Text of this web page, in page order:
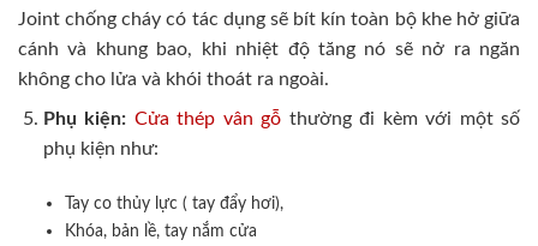
Joint chống cháy có tác dụng sẽ bít kín toàn bộ khe hở giữa
cánh và khung bao, khi nhiệt độ tăng nó sẽ nở ra ngăn
không cho lửa và khói thoát ra ngoài.
Phụ kiện: Cửa thép vân gỗ thường đi kèm với một số
phụ kiện như:
Tay co thủy lực ( tay đẩy hơi),
Khóa, bản lề, tay nắm cửa